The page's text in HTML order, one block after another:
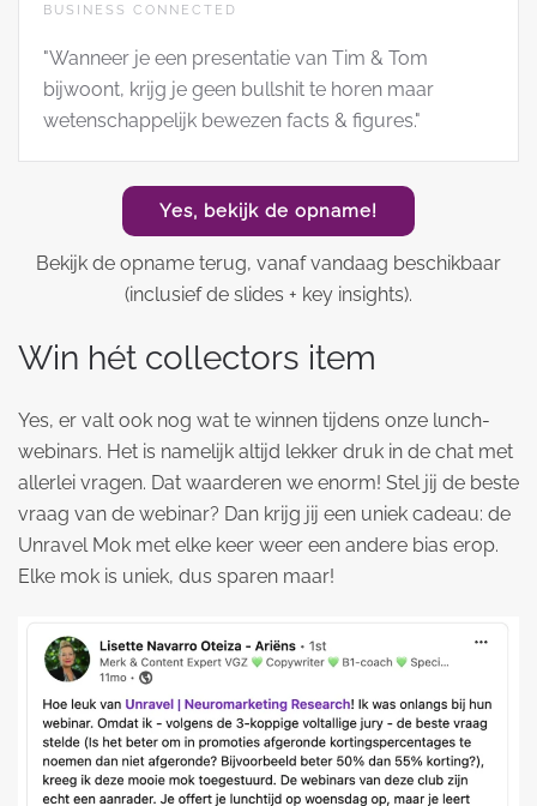
BUSINESS CONNECTED
"Wanneer je een presentatie van Tim & Tom
bijwoont, krijg je geen bullshit te horen maar
wetenschappelijk bewezen facts & figures."
Yes, bekijk de opname!
Bekijk de opname terug, vanaf vandaag beschikbaar
(inclusief de slides + key insights).
Win hét collectors item
Yes, er valt ook nog wat te winnen tijdens onze lunch-
webinars. Het is namelijk altijd lekker druk in de chat met
allerlei vragen. Dat waarderen we enorm! Stel jij de beste
vraag van de webinar? Dan krijg jij een uniek cadeau: de
Unravel Mok met elke keer weer een andere bias erop.
Elke mok is uniek, dus sparen maar!